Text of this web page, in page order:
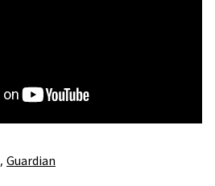
, Guardian